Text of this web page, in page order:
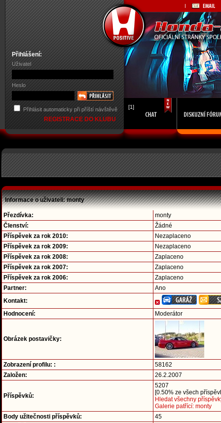
Přihlášení:
Uživatel
Heslo
Přihlásit automaticky při příští návštěvě
REGISTRACE DO KLUBU
[1]
Informace o uživateli: monty
Přezdívka:
monty
Členství:
Žádné
Příspěvek za rok 2010:
Nezaplaceno
Příspěvek za rok 2009:
Nezaplaceno
Příspěvek za rok 2008:
Zaplaceno
Příspěvek za rok 2007:
Zaplaceno
Příspěvek za rok 2006:
Zaplaceno
Partner:
Ano
Kontakt:
Hodnocení:
Moderátor
Obrázek postavičky:
Zobrazení profilu: :
58162
Založen:
26.2.2007
Příspěvků:
5207
[0.50% ze všech
Hledat všechny
Galerie patřící: monty
Body užitečnosti příspěvků:
45